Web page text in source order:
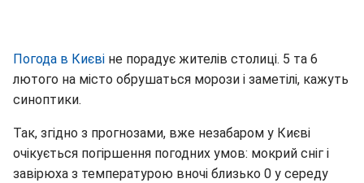
Погода в Києві не порадує жителів столиці. 5 та 6
лютого на місто обрушаться морози і заметілі, кажуть
синоптики.
Так, згідно з прогнозами, вже незабаром у Києві
очікується погіршення погодних умов: мокрий сніг і
завірюха з температурою вночі близько 0 у середу